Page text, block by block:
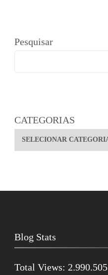
Pesquisar
CATEGORIAS
Blog Stats
Total Views: 2.990.505